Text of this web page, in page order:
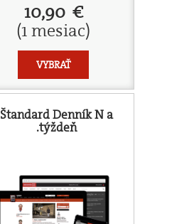
10,90 €
(1 mesiac)
VYBRAŤ
Štandard Denník N a
.týždeň